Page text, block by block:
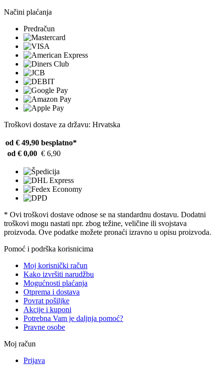
Načini plaćanja
Predračun
Troškovi dostave za državu: Hrvatska
od € 49,90 besplatno*
od € 0,00 € 6,90
* Ovi troškovi dostave odnose se na standardnu ​​dostavu. Dodatni
troškovi mogu nastati npr. zbog težine, veličine ili svojstava
proizvoda. Ove podatke možete pronaći izravno u opisu proizvoda.
Pomoć i podrška korisnicima
Moj korisnički račun
Kako izvršiti narudžbu
Mogućnosti plaćanja
Otprema i dostava
Povrat pošiljke
Akcije i kuponi
Potrebna Vam je daljnja pomoć?
Pravne osobe
Moj račun
Prijava